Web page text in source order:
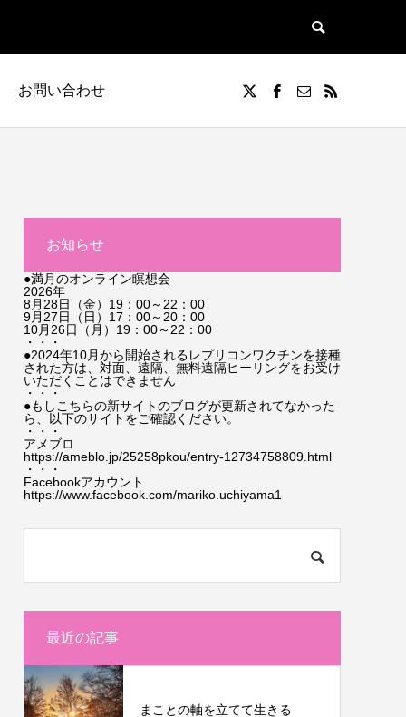
お問い合わせ
お知らせ
●満月のオンライン瞑想会
2026年
8月28日（金）19：00～22：00
9月27日（日）17：00～20：00
10月26日（月）19：00～22：00
・・・
●2024年10月から開始されるレプリコンワクチンを接種
された方は、対面、遠隔、無料遠隔ヒーリングをお受け
いただくことはできません
・・・
●もしこちらの新サイトのブログが更新されてなかった
ら、以下のサイトをご確認ください。
・・・
アメブロ
https://ameblo.jp/25258pkou/entry-12734758809.html
・・・
Facebookアカウント
https://www.facebook.com/mariko.uchiyama1
最近の記事
まことの軸を立てて生きる